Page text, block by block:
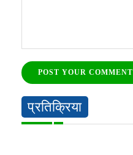
POST YOUR COMMENT
प्रतिक्रिया